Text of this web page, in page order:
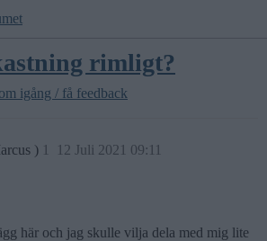
rimligt?
igång / få feedback
) 12 Juli 2021 09:11
1
här och jag skulle vilja dela med mig lite